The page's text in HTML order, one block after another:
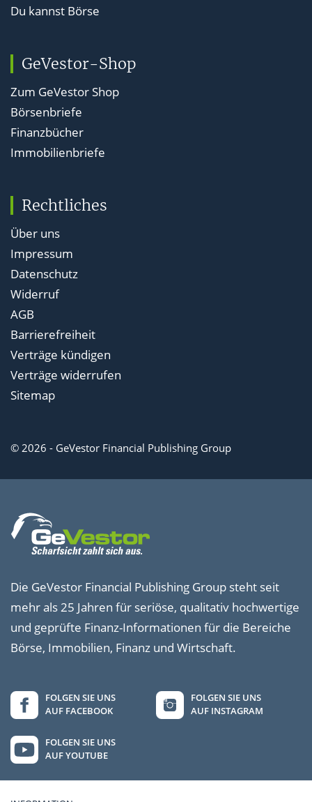
Du kannst Börse
GeVestor-Shop
Zum GeVestor Shop
Börsenbriefe
Finanzbücher
Immobilienbriefe
Rechtliches
Über uns
Impressum
Datenschutz
Widerruf
AGB
Barrierefreiheit
Verträge kündigen
Verträge widerrufen
Sitemap
© 2026 - GeVestor Financial Publishing Group
Die GeVestor Financial Publishing Group steht seit
mehr als 25 Jahren für seriöse, qualitativ hochwertige
und geprüfte Finanz-Informationen für die Bereiche
Börse, Immobilien, Finanz und Wirtschaft.
FOLGEN SIE UNS
AUF FACEBOOK
FOLGEN SIE UNS
AUF INSTAGRAM
FOLGEN SIE UNS
AUF YOUTUBE